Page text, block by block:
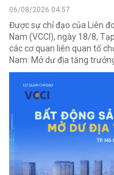
06/08/2026 04:57
Được sự chỉ đạo của Liên
Nam (VCCI), ngày 18/8,
các cơ quan liên quan tổ
Nam: Mở dư địa tăng